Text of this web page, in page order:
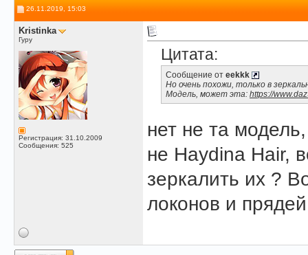
26.11.2019, 15:03
Kristinka
Гуру
Регистрация: 31.10.2009
Сообщения: 525
Цитата:
Сообщение от eekkk
Но очень похожи, только в
Модель, может эта: https://
нет не та
не Haydina Hair,
зеркалить их ?
локонов и